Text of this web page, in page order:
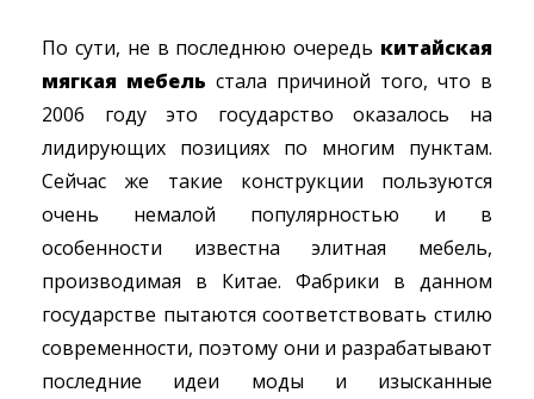
По сути, не в последнюю очередь китайская
мягкая мебель стала причиной того, что в
2006 году это государство оказалось на
лидирующих позициях по многим пунктам.
Сейчас же такие конструкции пользуются
очень немалой популярностью и в
особенности известна элитная мебель,
производимая в Китае. Фабрики в данном
государстве пытаются соответствовать стилю
современности, поэтому они и разрабатывают
последние идеи моды и изысканные